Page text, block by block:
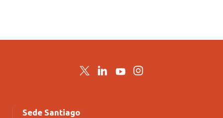
TwitterLinkedInYouTubeInstagram
Sede Santiago